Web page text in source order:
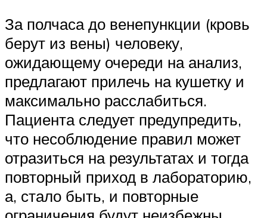
За полчаса до венепункции (кровь
берут из вены) человеку,
ожидающему очереди на анализ,
предлагают прилечь на кушетку и
максимально расслабиться.
Пациента следует предупредить,
что несоблюдение правил может
отразиться на результатах и тогда
повторный приход в лабораторию,
а, стало быть, и повторные